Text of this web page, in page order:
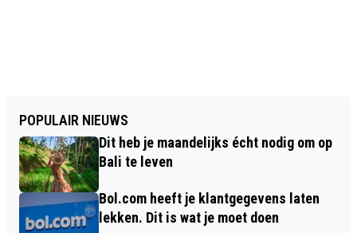
POPULAIR NIEUWS
Dit heb je maandelijks écht nodig om op
Bali te leven
Bol.com heeft je klantgegevens laten
lekken. Dit is wat je moet doen